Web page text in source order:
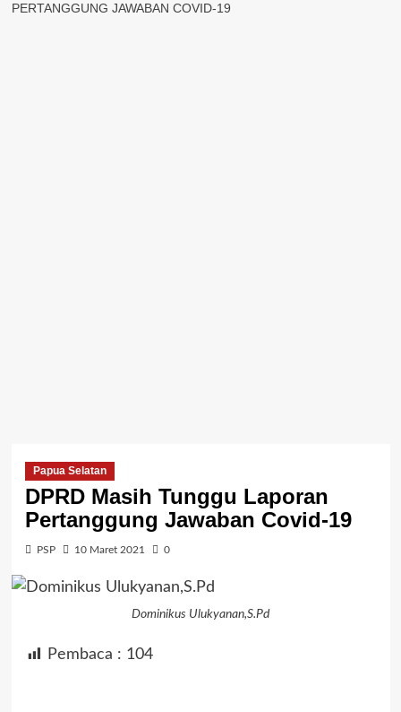
PERTANGGUNG JAWABAN COVID-19
Papua Selatan
DPRD Masih Tunggu Laporan
Pertanggung Jawaban Covid-19
PSP 10 Maret 2021 0
Dominikus Ulukyanan,S.Pd
Pembaca : 104